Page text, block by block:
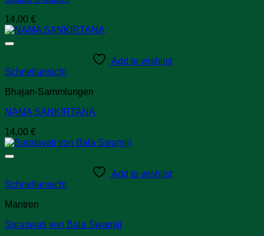
14,00 €
Add to wishlist
Schnellansicht
Bhajan-Sammlungen
NAMA SANKIRTANA
14,00 €
Add to wishlist
Schnellansicht
Mantren
Saraswati von Bala Swamiji